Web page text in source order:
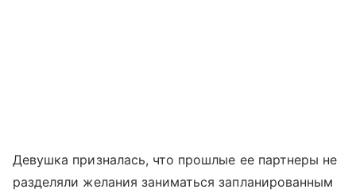
Девушка призналась, что прошлые ее партнеры не
разделяли желания заниматься запланированным